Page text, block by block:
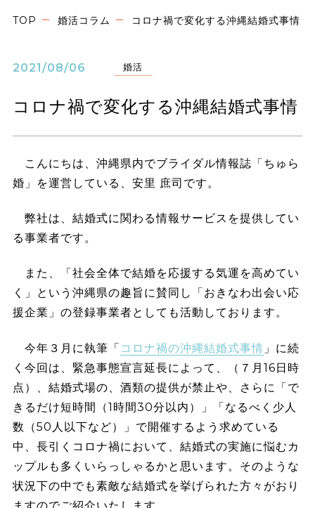
TOP 婚活コラム コロナ禍で変化する沖縄結婚式事情
2021/08/06 婚活
コロナ禍で変化する沖縄結婚式事情
こんにちは、沖縄県内でブライダル情報誌「ちゅら
婚」を運営している、安里 庶司です。
弊社は、結婚式に関わる情報サービスを提供してい
る事業者です。
また、「社会全体で結婚を応援する気運を高めてい
く」という沖縄県の趣旨に賛同し「おきなわ出会い応
援企業」の登録事業者としても活動しております。
今年３月に執筆「 コロナ禍の沖縄結婚式事情 」に続
く今回は、緊急事態宣言延長によって、（７月16日時
点）、結婚式場の、酒類の提供が禁止や、さらに「で
きるだけ短時間（1時間30分以内）」「なるべく少人
数（50人以下など）」で開催するよう求めている
中、長引くコロナ禍において、結婚式の実施に悩むカ
ップルも多くいらっしゃるかと思います。そのような
状況下の中でも素敵な結婚式を挙げられた方々がおり
ますのでご紹介いたします。